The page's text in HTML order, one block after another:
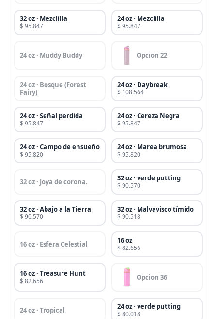
32 oz · Mezclilla
$ 95.847
24 oz · Mezclilla
$ 95.847
24 oz · Muddy Buddy Opcion 22
24 oz · Bosque (Forest
Fairy)
24 oz · Daybreak
$ 108.564
24 oz · Señal perdida
$ 95.847
24 oz · Cereza Negra
$ 95.847
24 oz · Campo de ensueño
$ 95.820
24 oz · Marea brumosa
$ 95.820
32 oz · Joya de corona. 32 oz · verde putting
$ 90.570
32 oz · Abajo a la Tierra
$ 90.570
32 oz · Malvavisco tímido
$ 90.518
16 oz · Esfera Celestial 16 oz
$ 82.656
16 oz · Treasure Hunt
$ 82.656 Opcion 36
24 oz · Tropical 24 oz · verde putting
$ 80.018